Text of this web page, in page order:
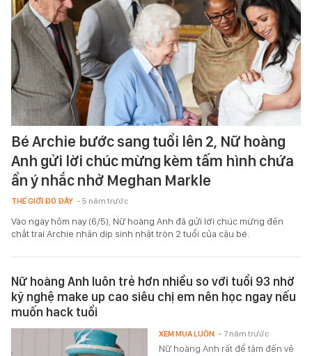
Bé Archie bước sang tuổi lên 2, Nữ hoàng
Anh gửi lời chúc mừng kèm tấm hình chứa
ẩn ý nhắc nhở Meghan Markle
THẾ GIỚI ĐÓ ĐÂY - 5 năm trước
Vào ngày hôm nay (6/5), Nữ hoàng Anh đã gửi lời chúc mừng đến
chắt trai Archie nhân dịp sinh nhật tròn 2 tuổi của cậu bé.
Nữ hoàng Anh luôn trẻ hơn nhiều so với tuổi 93 nhờ
kỹ nghệ make up cao siêu chị em nên học ngay nếu
muốn hack tuổi
Nữ hoàng Anh rất để tâm đến vẻ
XEM MUA LUÔN - 7 năm trước